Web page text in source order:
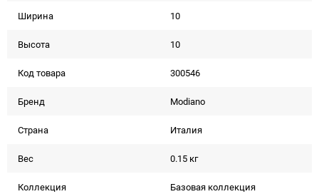
Ширина 10
Высота 10
Код товара 300546
Бренд Modiano
Страна Италия
Вес 0.15 кг
Коллекция Базовая коллекция